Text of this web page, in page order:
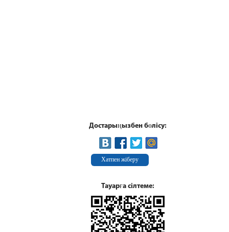
Достарыңызбен бөлісу:
Хатпен жіберу
Тауарға сілтеме: